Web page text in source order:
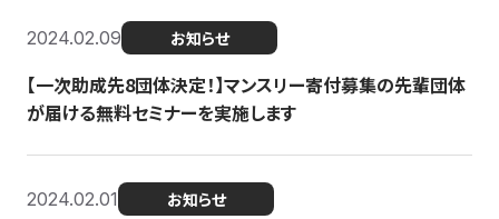
2024.02.09 お知らせ
【一次助成先8団体決定！】マンスリー寄付募集の先輩団体
が届ける無料セミナーを実施します
2024.02.01 お知らせ